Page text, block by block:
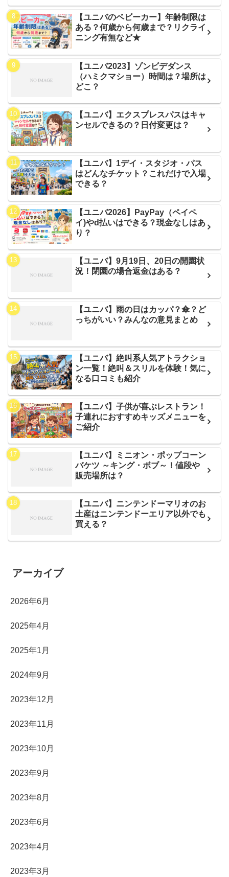
【ユニバのベビーカー】年齢制限は
ある？何歳から何歳まで？リクライ
ニング有無など★
【ユニバ2023】ゾンビデダンス
（ハミクマショー）時間は？場所は
どこ？
【ユニバ】エクスプレスパスはキャ
ンセルできるの？日付変更は？
【ユニバ】1デイ・スタジオ・パス
はどんなチケット？これだけで入場
できる？
【ユニバ2026】PayPay（ペイペ
イ)やd払いはできる？現金なしはあ
り？
【ユニバ】9月19日、20日の開園状
況！閉園の場合返金はある？
【ユニバ】雨の日はカッパ？傘？ど
っちがいい？みんなの意見まとめ
【ユニバ】絶叫系人気アトラクショ
ン一覧！絶叫＆スリルを体験！気に
なる口コミも紹介
【ユニバ】子供が喜ぶレストラン！
子連れにおすすめキッズメニューを
ご紹介
【ユニバ】ミニオン・ポップコーン
バケツ ～キング・ボブ～！値段や
販売場所は？
【ユニバ】ニンテンドーマリオのお
土産はニンテンドーエリア以外でも
買える？
アーカイブ
2026年6月
2025年4月
2025年1月
2024年9月
2023年12月
2023年11月
2023年10月
2023年9月
2023年8月
2023年6月
2023年4月
2023年3月